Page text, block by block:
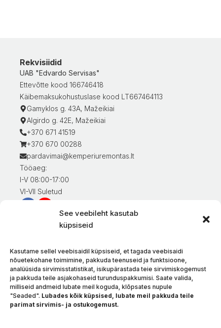
See veebileht kasutab
küpsiseid
Kasutame sellel veebisaidil küpsiseid, et tagada veebisaidi
nõuetekohane toimimine, pakkuda teenuseid ja funktsioone,
analüüsida sirvimisstatistikat, isikupärastada teie sirvimiskogemust
ja pakkuda teile asjakohaseid turunduspakkumisi. Saate valida,
milliseid andmeid lubate meil koguda, klõpsates nupule
"Seaded". Lubades kõik küpsised, lubate meil pakkuda teile
parimat sirvimis- ja ostukogemust.
Rekvisiidid
UAB "Edvardo Servisas"
Ettevõtte kood 166746418
Käibemaksukohustuslase kood LT667464113
Gamyklos g. 43A, Mažeikiai
Algirdo g. 42E, Mažeikiai
+370 671 41519
+370 670 00288
pardavimai@kemperiuremontas.lt
Tööaeg:
I-V 08:00-17:00
VI-VII Suletud
Teave klientidele
Kaupade tarnimine
Kaupade tagastamine
Tingimused ja eeskirjad
Privaatsuspoliitika
Meie kohta